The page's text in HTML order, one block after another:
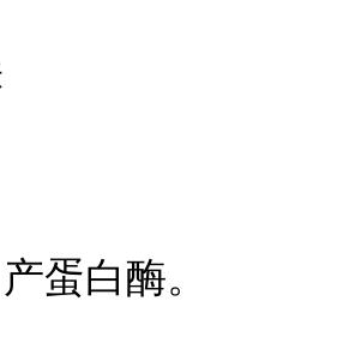
蛋白酶。